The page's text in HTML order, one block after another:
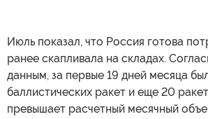
Июль показал, что Россия готова
ранее скапливала на складах.
данным, за первые 19 дней месяца
баллистических ракет и еще 20
превышает расчетный месячный